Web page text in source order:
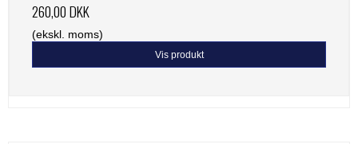
260,00 DKK
(ekskl. moms)
Vis produkt